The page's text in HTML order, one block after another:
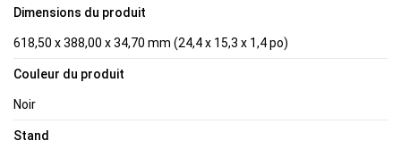
Dimensions du produit
618,50 x 388,00 x 34,70 mm (24,4 x 15,3 x 1,4 po)
Couleur du produit
Noir
Stand